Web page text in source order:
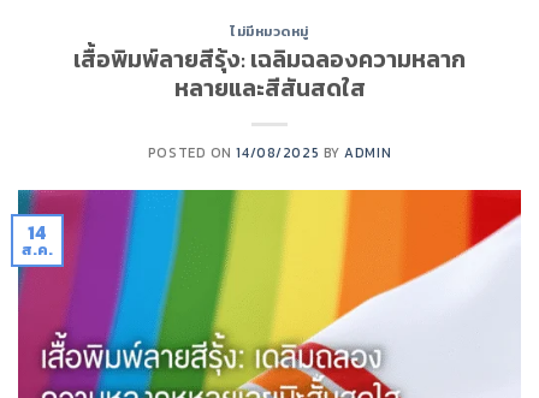
ไม่มีหมวดหมู่
เสื้อพิมพ์ลายสีรุ้ง: เฉลิมฉลองความหลาก
หลายและสีสันสดใส
POSTED ON14/08/2025 BYADMIN
14
ส.ค.